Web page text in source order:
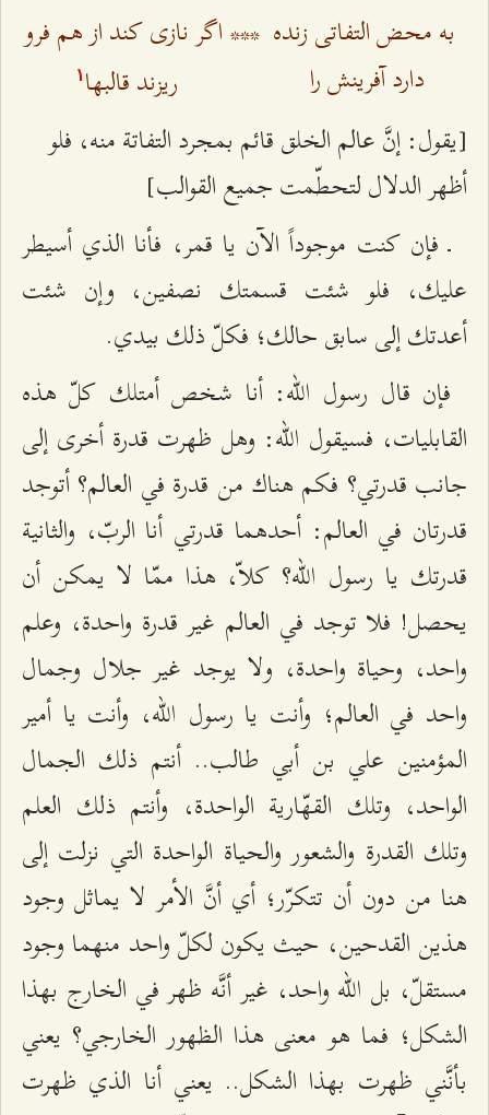
به محض التفاتی زنده
دارد آفرينش را
***اگر نازی کند از هم فرو
ريزند قالبها ۱
[يقول: إنَّ عالم الخلق قائم بمجرد التفاتة منه، فلو
أظهر الدلال لتحطّمت جميع القوالب]
ـ فإن كنت موجوداً الآن يا قمر، فأنا الذي أسيطر
عليك، فلو شئت قسمتك نصفين، وإن شئت
أعدتك إلى سابق حالك؛ فكلّ ذلك بيدي.
فإن قال رسول الله: أنا شخص أمتلك كلّ هذه
القابليات، فسيقول الله: وهل ظهرت قدرة أخرى إلى
جانب قدرتي؟ فكم هناك من قدرة في العالم؟ أتوجد
قدرتان في العالم: أحدهما قدرتي أنا الربّ، والثانية
قدرتك يا رسول الله؟ كلاّ، هذا ممّا لا يمكن أن
يحصل! فلا توجد في العالم غير قدرة واحدة، وعلم
واحد، وحياة واحدة، ولا يوجد غير جلال وجمال
واحد في العالم؛ وأنت يا رسول الله، وأنت يا أمير
المؤمنين علي بن أبي طالب.. أنتم ذلك الجمال
الواحد، وتلك القهّارية الواحدة، وأنتم ذلك العلم
وتلك القدرة والشعور والحياة الواحدة التي نزلت إلى
هنا من دون أن تتكرّر؛ أي أنَّ الأمر لا يماثل وجود
هذين القدحين، حيث يكون لكلّ واحد منهما وجود
مستقلّ، بل الله واحد، غير أنَّه ظهر في الخارج بهذا
الشكل؛ فما هو معنى هذا الظهور الخارجي؟ يعني
بأنَّني ظهرت بهذا الشكل.. يعني أنا الذي ظهرت